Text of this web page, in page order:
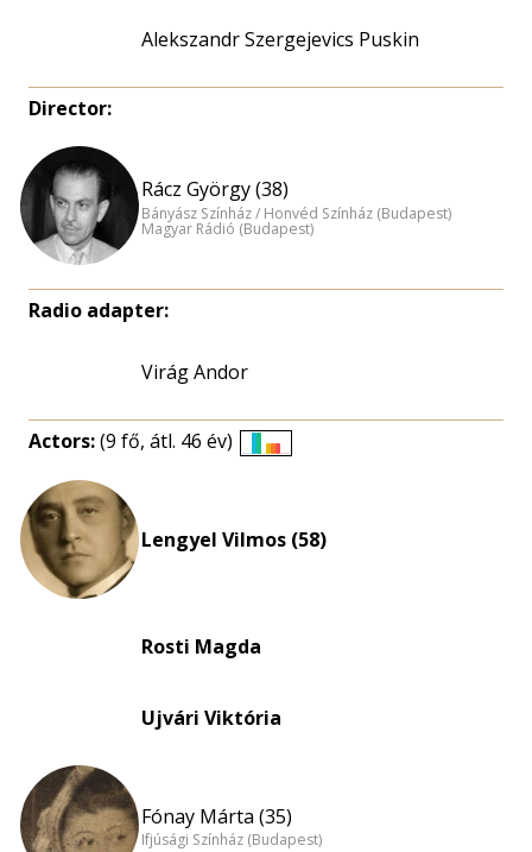
Alekszandr Szergejevics Puskin
Director:
Rácz György (38)
Bányász Színház / Honvéd Színház (Budapest)
Magyar Rádió (Budapest)
Radio adapter:
Virág Andor
Actors:(9 fő, átl. 46 év)
Lengyel Vilmos (58)
Rosti Magda
Ujvári Viktória
Fónay Márta (35)
Ifjúsági Színház (Budapest)